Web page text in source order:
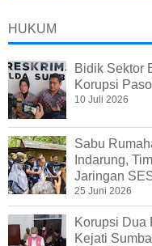
HUKUM
Bidik Sektor
Korupsi
10 Juli 2026
Sabu
Indarung,
Jaringan
25 Juni 2026
Korupsi Dua
Kejati